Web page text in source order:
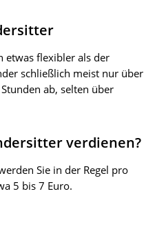
etwas flexibler als der
schließlich meist nur über
ab, selten über
verdienen?
Sie in der Regel pro
5 bis 7 Euro.